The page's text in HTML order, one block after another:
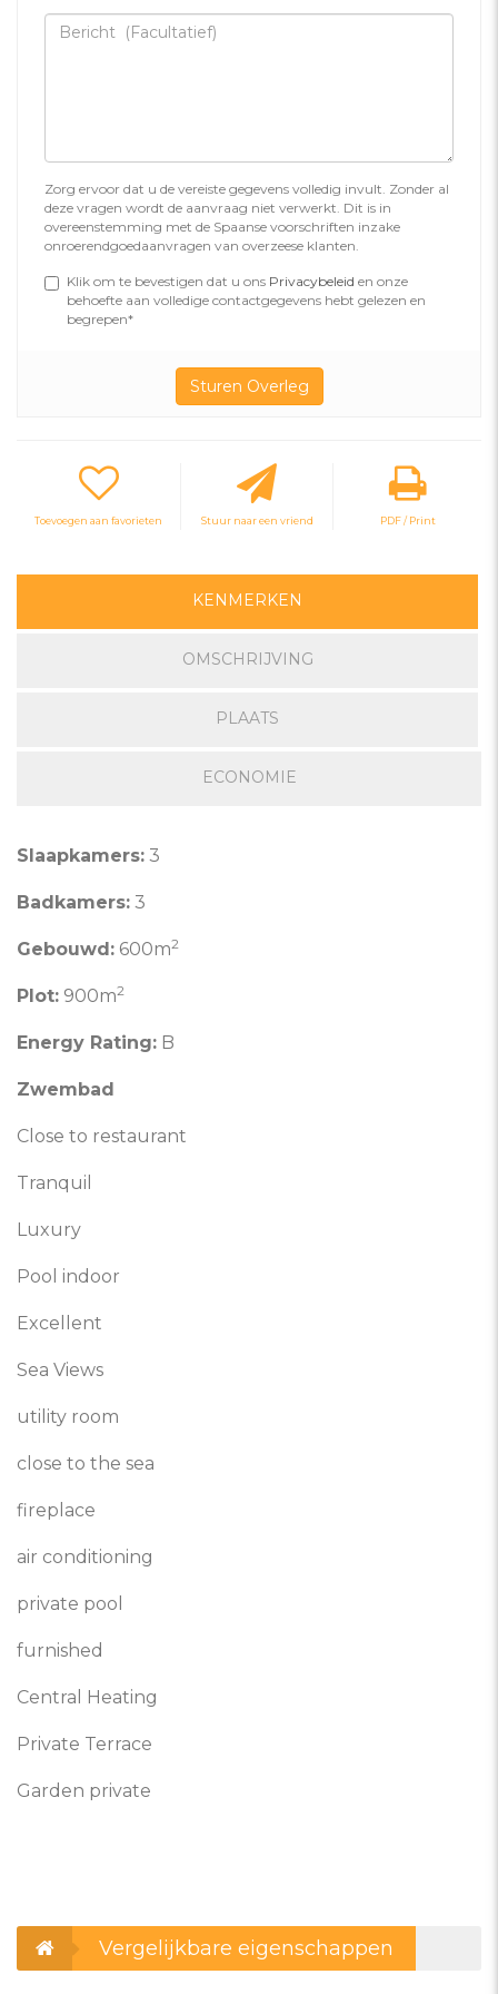
Zorg ervoor dat u de vereiste gegevens volledig invult. Zonder al
deze vragen wordt de aanvraag niet verwerkt. Dit is in
overeenstemming met de Spaanse voorschriften inzake
onroerendgoedaanvragen van overzeese klanten.
Klik om te bevestigen dat u ons Privacybeleid en onze
behoefte aan volledige contactgegevens hebt gelezen en
begrepen*
Toevoegen aan favorieten Stuur naar een vriend PDF / Print
KENMERKEN
OMSCHRIJVING
PLAATS
ECONOMIE
Slaapkamers: 3
Badkamers: 3
Gebouwd: 600m2
Plot: 900m2
Energy Rating: B
Zwembad
Close to restaurant
Tranquil
Luxury
Pool indoor
Excellent
Sea Views
utility room
close to the sea
fireplace
air conditioning
private pool
furnished
Central Heating
Private Terrace
Garden private
Vergelijkbare eigenschappen